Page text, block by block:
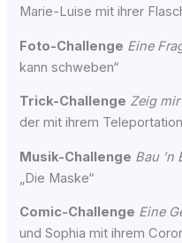
Marie-Lui­se mit ihrer
Foto-Chall­enge Eine
kann schweben“
Trick-Chall­enge Zeig
der mit ihrem
Musik-Chall­enge Bau ’n
„Die Maske“
Comic-Chall­enge Eine
und Sophia mit ihrem